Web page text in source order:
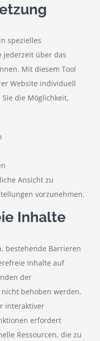
spezielles
jederzeit über das
Mit diesem Tool
Website individuell
die Möglichkeit,
Ansicht zu
vorzunehmen.
Inhalte
bestehende Barrieren
Inhalte auf
der
behoben werden.
interaktiver
erfordert
Ressourcen, die zu